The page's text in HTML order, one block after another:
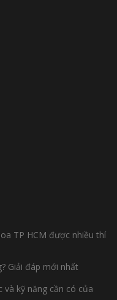
TP HCM được nhiều thí
Giải đáp mới nhất
và kỹ năng cần có của